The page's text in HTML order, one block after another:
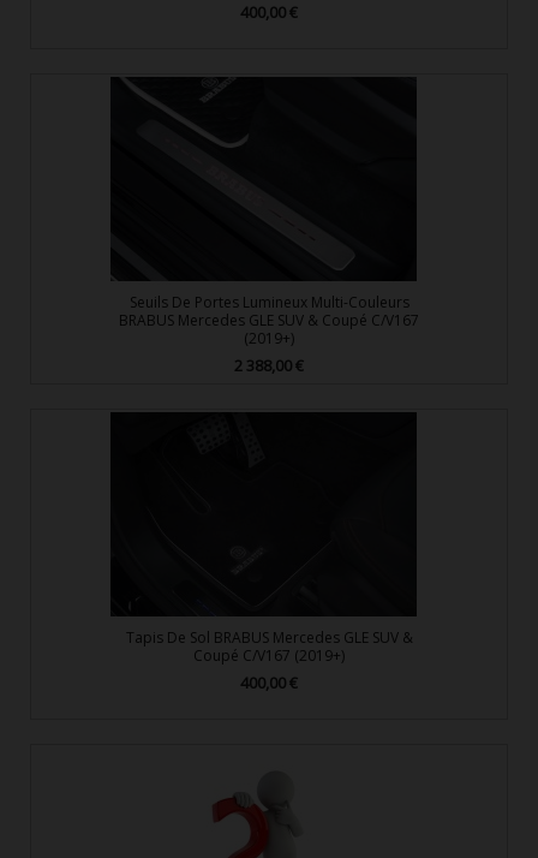
Prix
400,00 €
Seuils De Portes Lumineux Multi-Couleurs
BRABUS Mercedes GLE SUV & Coupé C/V167
(2019+)
Prix
2 388,00 €
Tapis De Sol BRABUS Mercedes GLE SUV &
Coupé C/V167 (2019+)
Prix
400,00 €